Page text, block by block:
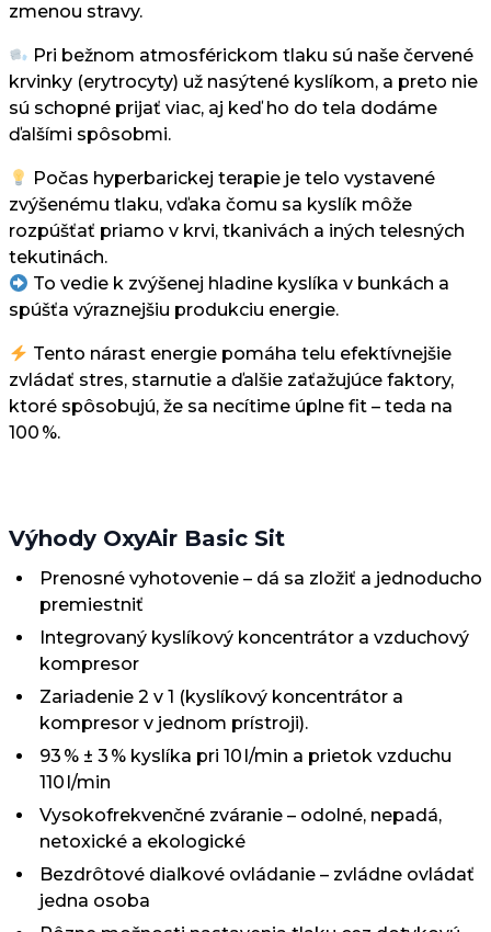
zmenou stravy.
Pri bežnom atmosférickom tlaku sú naše červené
krvinky (erytrocyty) už nasýtené kyslíkom, a preto nie
sú schopné prijať viac, aj keď ho do tela dodáme
ďalšími spôsobmi.
Počas hyperbarickej terapie je telo vystavené
zvýšenému tlaku, vďaka čomu sa kyslík môže
rozpúšťať priamo v krvi, tkanivách a iných telesných
tekutinách.
To vedie k zvýšenej hladine kyslíka v bunkách a
spúšťa výraznejšiu produkciu energie.
Tento nárast energie pomáha telu efektívnejšie
zvládať stres, starnutie a ďalšie zaťažujúce faktory,
ktoré spôsobujú, že sa necítime úplne fit – teda na
100 %.
Výhody OxyAir Basic Sit
Prenosné vyhotovenie – dá sa zložiť a jednoducho
premiestniť
Integrovaný kyslíkový koncentrátor a vzduchový
kompresor
Zariadenie 2 v 1 (kyslíkový koncentrátor a
kompresor v jednom prístroji).
93 % ± 3 % kyslíka pri 10 l/min a prietok vzduchu
110 l/min
Vysokofrekvenčné zváranie – odolné, nepadá,
netoxické a ekologické
Bezdrôtové diaľkové ovládanie – zvládne ovládať
jedna osoba